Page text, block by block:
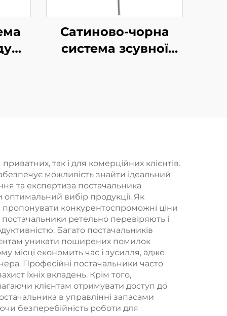
Сатиново-чорна
система зсувної
так і для комерційних клієнтів.
можливість знайти ідеальний
та експертиза постачальника
вибір продукції. Як
пропонувати конкурентоспроможні ціни
ретельно перевіряють і
Багато постачальників
уникати поширених помилок
місці економить час і зусилля, адже
Професійні постачальники часто
їхніх вкладень. Крім того,
клієнтам отримувати доступ до
в управлінні запасами
безперебійність роботи для